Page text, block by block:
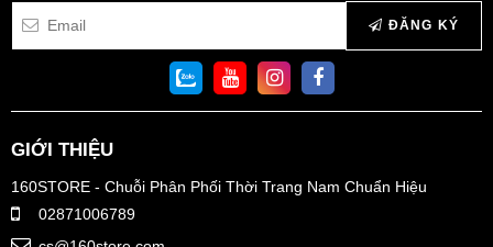
ĐĂNG KÝ
GIỚI THIỆU
160STORE - Chuỗi Phân Phối Thời Trang Nam Chuẩn Hiệu
02871006789